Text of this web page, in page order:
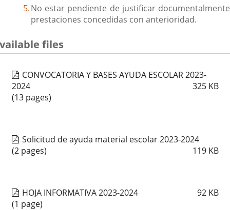
No estar pendiente de justificar documentalmente
prestaciones concedidas con anterioridad.
files
CONVOCATORIA Y BASES AYUDA ESCOLAR 2023-
2024
325 KB
(13 pages)
Solicitud de ayuda material escolar 2023-2024
119 KB
(2 pages)
HOJA INFORMATIVA 2023-2024 92 KB
(1 page)